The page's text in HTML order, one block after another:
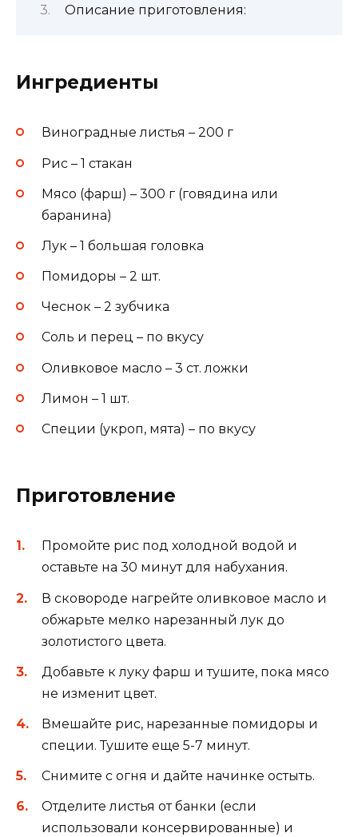
Описание приготовления:
Ингредиенты
Виноградные листья – 200 г
Рис – 1 стакан
Мясо (фарш) – 300 г (говядина или
баранина)
Лук – 1 большая головка
Помидоры – 2 шт.
Чеснок – 2 зубчика
Соль и перец – по вкусу
Оливковое масло – 3 ст. ложки
Лимон – 1 шт.
Специи (укроп, мята) – по вкусу
Приготовление
Промойте рис под холодной водой и
оставьте на 30 минут для набухания.
В сковороде нагрейте оливковое масло и
обжарьте мелко нарезанный лук до
золотистого цвета.
Добавьте к луку фарш и тушите, пока мясо
не изменит цвет.
Вмешайте рис, нарезанные помидоры и
специи. Тушите еще 5-7 минут.
Снимите с огня и дайте начинке остыть.
Отделите листья от банки (если
использовали консервированные) и